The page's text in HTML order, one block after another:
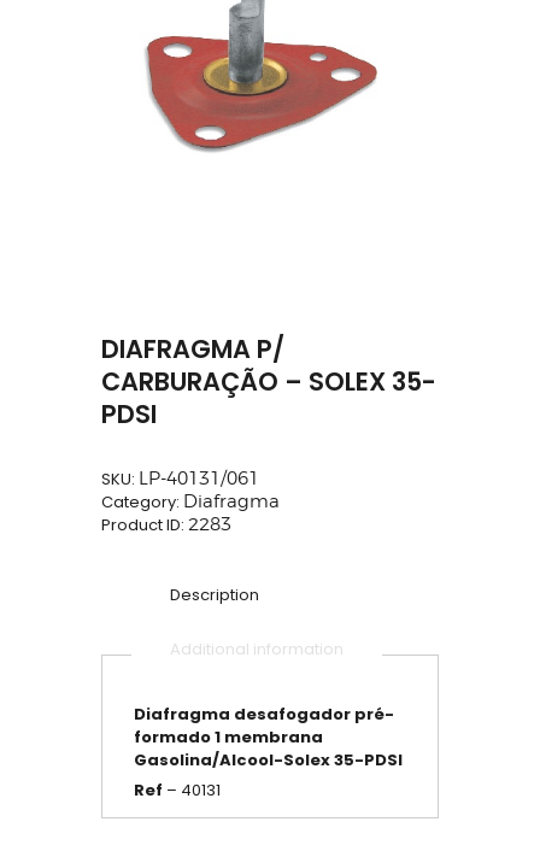
DIAFRAGMA P/
CARBURAÇÃO – SOLEX 35-
PDSI
SKU: LP-40131/061
Category: Diafragma
Product ID: 2283
Description
Additional information
Diafragma desafogador pré-
formado1 membrana
Gasolina/Alcool-Solex 35-PDSI
Ref – 40131